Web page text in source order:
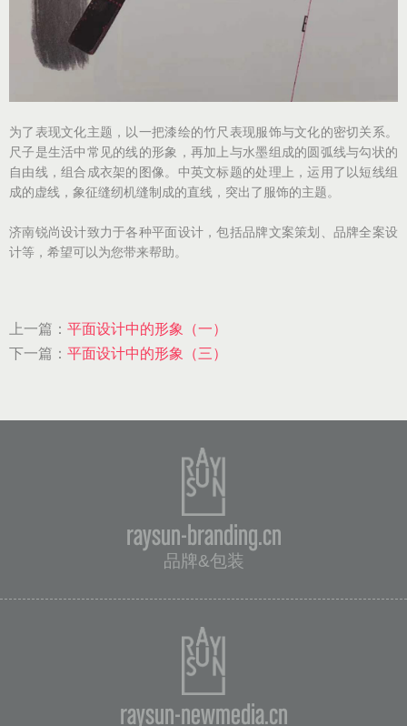
为了表现文化主题，以一把漆绘的竹尺表现服饰与文化的密切关系。
尺子是生活中常见的线的形象，再加上与水墨组成的圆弧线与勾状的
自由线，组合成衣架的图像。中英文标题的处理上，运用了以短线组
成的虚线，象征缝纫机缝制成的直线，突出了服饰的主题。
济南锐尚设计致力于各种平面设计，包括品牌文案策划、品牌全案设
计等，希望可以为您带来帮助。
上一篇： 平面设计中的形象（一）
下一篇： 平面设计中的形象（三）
raysun-branding.cn
品牌&包装
raysun-newmedia.cn